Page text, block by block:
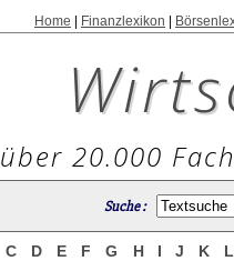
Home Finanzlexikon
über 20.000
Suche :
C D E F G H I J K